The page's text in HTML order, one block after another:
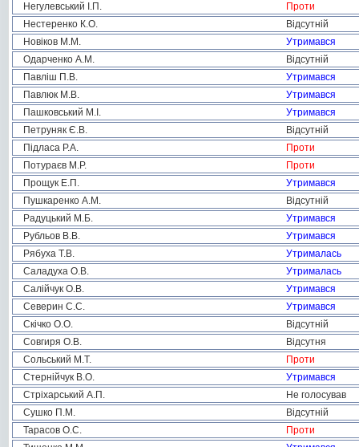
Негулевський І.П.
Проти
Нестеренко К.О.
Відсутній
Новіков М.М.
Утримався
Одарченко А.М.
Відсутній
Павліш П.В.
Утримався
Павлюк М.В.
Утримався
Пашковський М.І.
Утримався
Петруняк Є.В.
Відсутній
Підласа Р.А.
Проти
Потураєв М.Р.
Проти
Прощук Е.П.
Утримався
Пушкаренко А.М.
Відсутній
Радуцький М.Б.
Утримався
Рубльов В.В.
Утримався
Рябуха Т.В.
Утрималась
Саладуха О.В.
Утрималась
Салійчук О.В.
Утримався
Северин С.С.
Утримався
Скічко О.О.
Відсутній
Совгиря О.В.
Відсутня
Сольський М.Т.
Проти
Стернійчук В.О.
Утримався
Стріхарський А.П.
Не голосував
Сушко П.М.
Відсутній
Тарасов О.С.
Проти